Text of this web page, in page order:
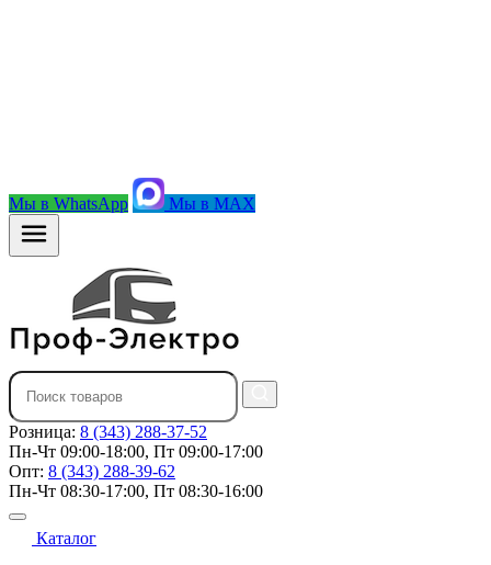
Мы в WhatsApp Мы в MAX
Розница: 8 (343) 288-37-52
Пн-Чт 09:00-18:00, Пт 09:00-17:00
Опт: 8 (343) 288-39-62
Пн-Чт 08:30-17:00, Пт 08:30-16:00
Каталог